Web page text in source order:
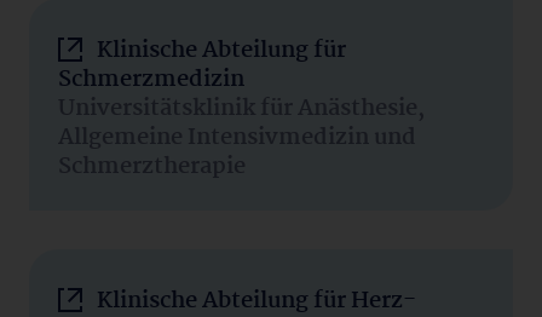
Klinische Abteilung für
Schmerzmedizin
Universitätsklinik für Anästhesie,
Allgemeine Intensivmedizin und
Schmerztherapie
Klinische Abteilung für Herz-